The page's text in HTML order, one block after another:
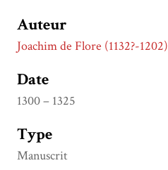
Auteur
Joachim de Flore (1132?-1202)
Date
1300 – 1325
Type
Manuscrit